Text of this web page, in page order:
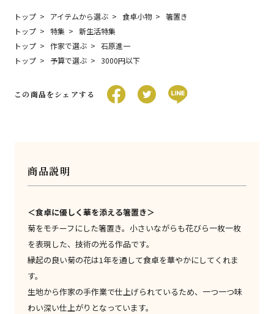
トップ アイテムから選ぶ 食卓小物
箸置き
トップ
特集
新生活特集
トップ
作家で選ぶ
石原進一
トップ
予算で選ぶ 3000円以下
この商品をシェアする
商品説明
＜食卓に優しく華を添える箸置き＞
菊をモチーフにした箸置き。小さいながらも花びら一枚一枚
を表現した、技術の光る作品です。
縁起の良い菊の花は1年を通して食卓を華やかにしてくれま
す。
生地から作家の手作業で仕上げられているため、一つ一つ味
わい深い仕上がりとなっています。